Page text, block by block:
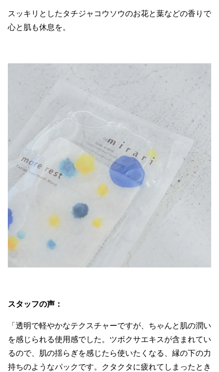
スッキリとしたタチジャコウソウのお花と葉などの香りで
心と肌も休息を。
スタッフの声：
「透明で軽やかなテクスチャーですが、ちゃんと肌の潤い
を感じられる使用感でした。ツボクサエキスが含まれてい
るので、肌の揺らぎを感じたら使いたくなる、縁の下の力
持ちのようなパックです。クタクタに疲れてしまったとき